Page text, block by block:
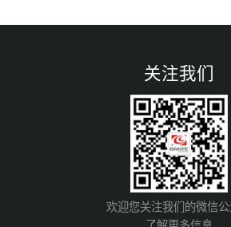
关注我们
欢迎您关注我们的微信